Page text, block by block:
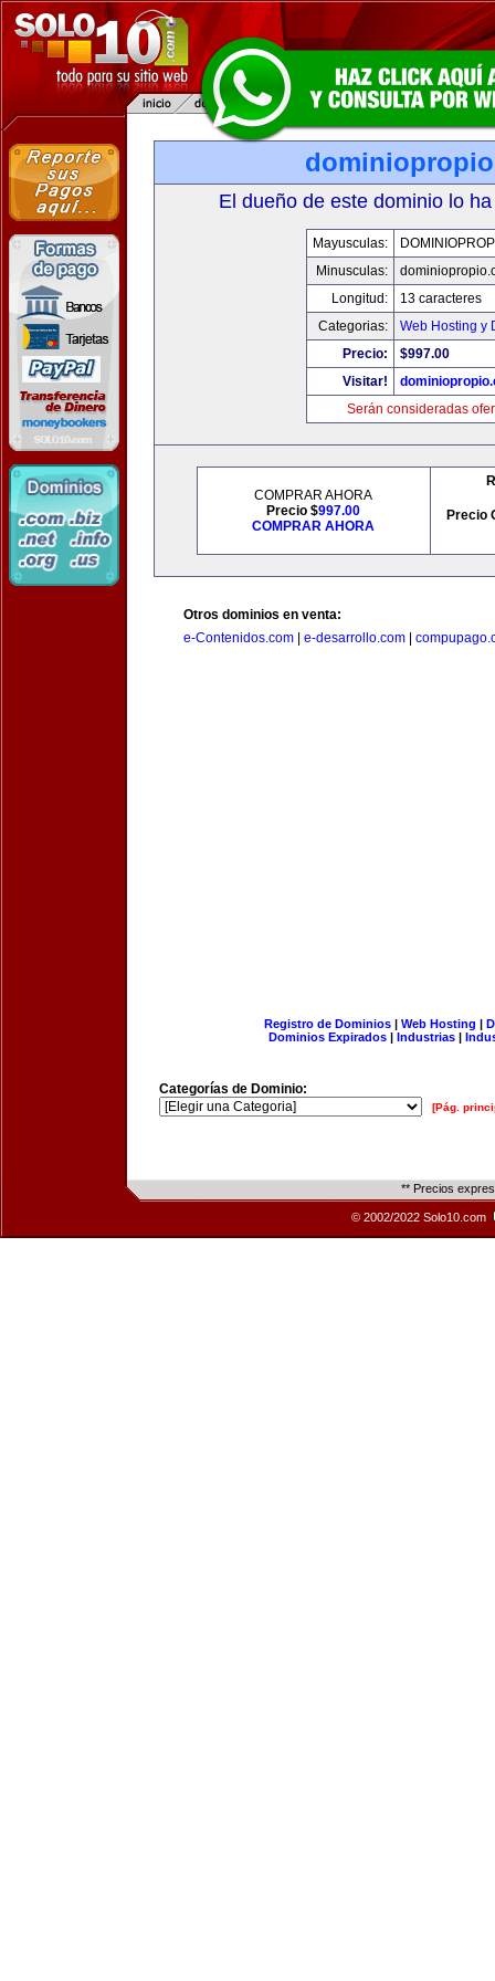
El dueño de este dominio lo
Mayusculas:
Minusculas:
Longitud:
13 caracteres
Categorias:
Web Hosting y
Precio:
$997.00
Visitar!
Serán consideradas
COMPRAR AHORA
Precio $997.00
COMPRAR AHORA
Precio
Otros dominios en venta:
e-Contenidos.com
e-desarrollo.com
Registro de Dominios| Web Hosting |
Dominios Expirados | Industrias |
Categorías de Dominio:
[Pág.
** Precios
© 2002/2022 Solo10.com